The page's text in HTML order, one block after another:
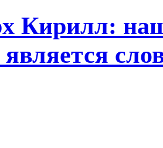
Кирилл: